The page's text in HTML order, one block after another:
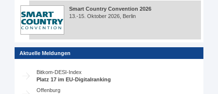
Smart Country Convention 2026
13.-15. Oktober 2026, Berlin
Aktuelle Meldungen
Bitkom-DESI-Index
Platz 17 im EU-Digitalranking
Offenburg